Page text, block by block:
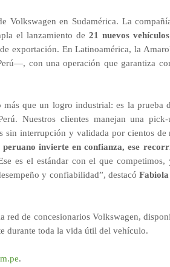
en Sudamérica. La
el lanzamiento de 21 nuevos
exportación. En Latinoamérica, la
con una operación que garantiza
que un logro industrial: es la prueba
Nuestros clientes manejan una
sin interrupción y validada por cientos de
peruano invierte en confianza, ese
es el estándar con el que competimos,
y confiabilidad”, destacó
red de concesionarios Volkswagen,
durante toda la vida útil del vehículo.
.